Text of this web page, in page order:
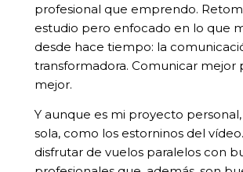
profesional que emprendo.
estudio pero enfocado en lo que
desde hace tiempo: la
transformadora. Comunicar mejor
mejor.
Y aunque es mi proyecto personal,
sola, como los estorninos del
disfrutar de vuelos paralelos con